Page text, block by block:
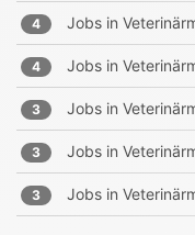
4 Jobs in
4 Jobs in
3 Jobs in
3 Jobs in
3 Jobs in